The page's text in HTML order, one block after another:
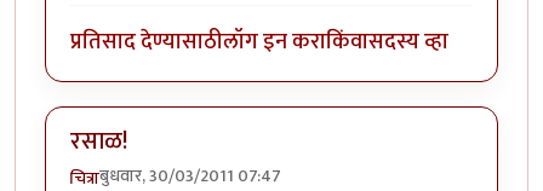
प्रतिसाद देण्यासाठीलॉग इन कराकिंवासदस्य व्हा
रसाळ!
चित्राबुधवार, 30/03/2011 07:47